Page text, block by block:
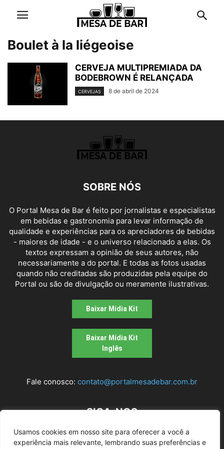
Usamos cookies em nosso site para oferecer a você a
experiência mais relevante, lembrando suas preferências e
Boulet à la liégeoise
CERVEJA MULTIPREMIADA DA
BODEBROWN É RELANÇADA
CERVEJAS 8 de abril de 2024
SOBRE NÓS
O Portal Mesa de Bar é feito por jornalistas e especialistas
em bebidas e gastronomia para levar informação de
qualidade e experiências para os apreciadores de bebidas
- maiores de idade - e o universo relacionado a elas. Os
textos expressam a opinião de seus autores, não
necessariamente a do portal. E todas as fotos usadas
quando não creditadas são produzidas pela equipe do
Portal ou são de divulgação ou meramente ilustrativas.
Baixar Mídia Kit
Baixar Mídia Kit
Inglês
Fale conosco: contato@portalmesadebar.com.br
SIGA-NOS